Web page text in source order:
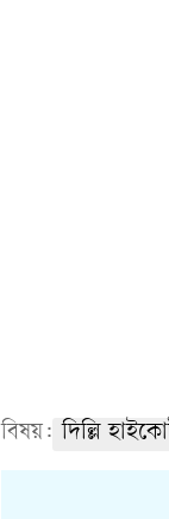
বিষয়: দিল্লি